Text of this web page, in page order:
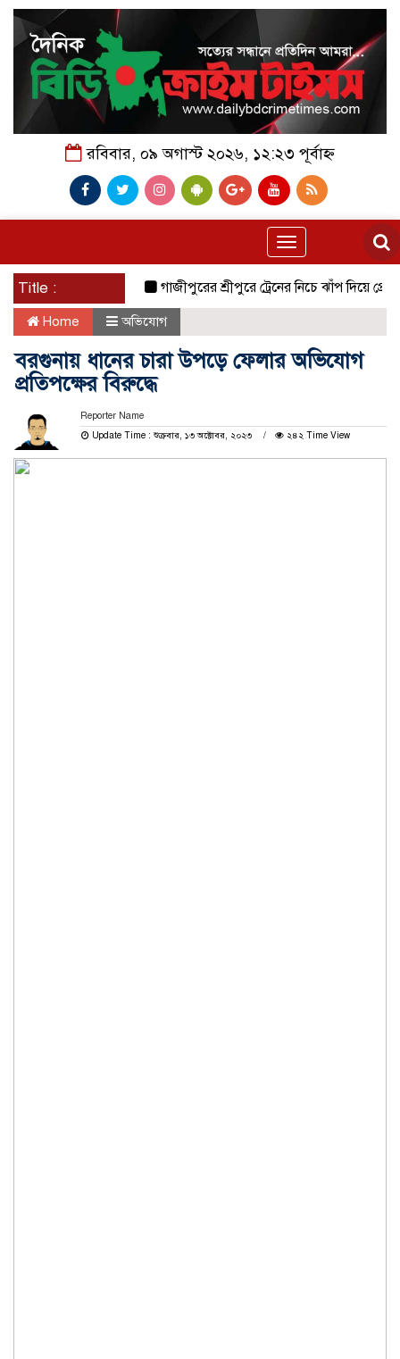
রবিবার, ০৯ অগাস্ট ২০২৬, ১২:২৩ পূর্বাহ্ন
Toggle
navigation
Title : গাজীপুরের শ্রীপুরে ট্রেনের নিচে ঝাঁপ দিয়ে প্রেমিক
Home অভিযোগ
বরগুনায় ধানের চারা উপড়ে ফেলার অভিযোগ
প্রতিপক্ষের বিরুদ্ধে
Reporter Name
Update Time : শুক্রবার, ১৩ অক্টোবর, ২০২৩
২৪২ Time View